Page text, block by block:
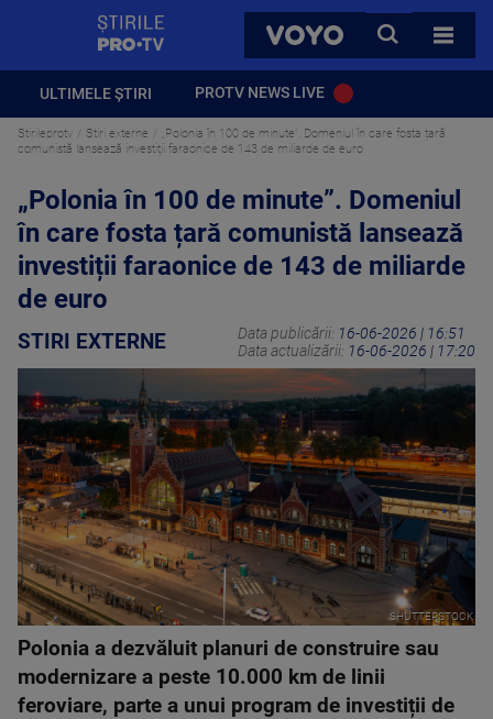
VOYO
CAUTA
TOATE
ULTIMELE ȘTIRI PROTV NEWS LIVE
Stirileprotv Stiri externe
„Polonia în 100 de minute”. Domeniul în care fosta țară
comunistă lansează investiții faraonice de 143 de miliarde de euro
„Polonia în 100 de minute”. Domeniul
în care fosta țară comunistă lansează
investiții faraonice de 143 de miliarde
de euro
STIRI EXTERNE Data publicării: 16-06-2026 | 16:51
Data actualizării: 16-06-2026 | 17:20
SHUTTERSTOCK
Polonia a dezvăluit planuri de construire sau
modernizare a peste 10.000 km de linii
feroviare, parte a unui program de investiții de